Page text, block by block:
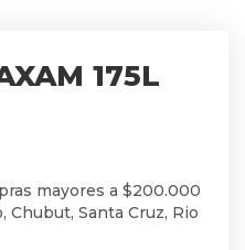
175L
mayores a $200.000
Chubut, Santa Cruz, Rio